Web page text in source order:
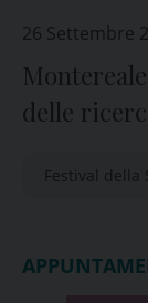
26 Settembre
delle
edizione
Festival della